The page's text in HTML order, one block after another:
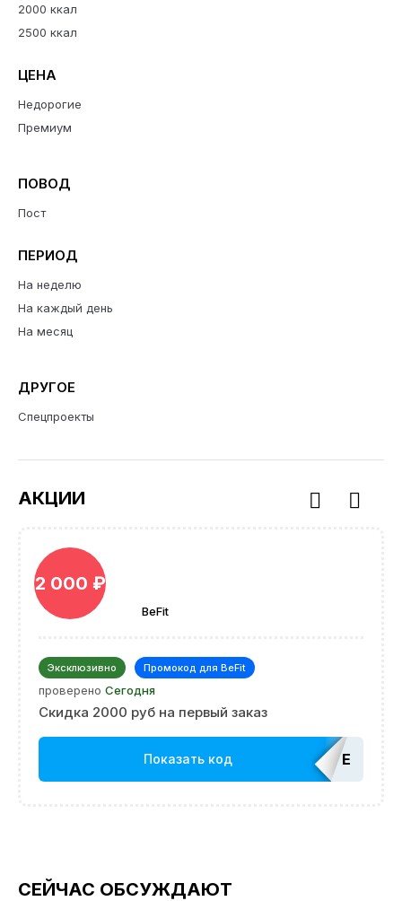
2000 ккал
2500 ккал
ЦЕНА
Недорогие
Премиум
ПОВОД
Пост
ПЕРИОД
На неделю
На каждый день
На месяц
ДРУГОЕ
Спецпроекты
АКЦИИ
BeFit
2 000 ₽
Эксклюзивно Промокод для BeFit
проверено Сегодня
Скидка 2000 руб на первый заказ
Показать код
СЕЙЧАС ОБСУЖДАЮТ